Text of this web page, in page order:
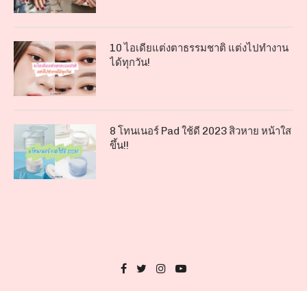
10 ไอเดียแต่งตาธรรมชาติ แต่งไปทำงาน
ได้ทุกวัน!
8 โทนเนอร์ Pad ใช้ดี 2023 สิวหาย หน้าใส
ขึ้น!!